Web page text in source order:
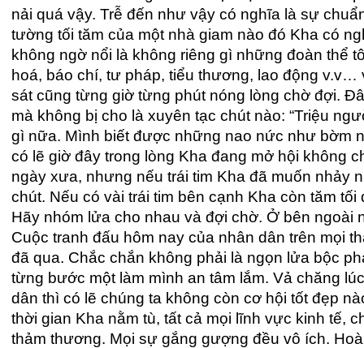
nải quá vậy. Trễ đến như vậy có nghĩa là sự
tường tối tăm của một nhà giam nào đó Kha có
không ngờ nổi là không riêng gì những đoàn thể
hoá, báo chí, tư pháp, tiểu thương, lao động
sát cũng từng giờ từng phút nóng lòng chờ đợi.
mà không bị cho là xuyên tạc chút nào: “Triệu
gì nữa. Mình biết được những nao nức như bờm
có lẽ giờ đây trong lòng Kha đang mở hội không
ngày xưa, nhưng nếu trái tim Kha đã muốn nhảy
chút. Nếu có vài trái tim bên cạnh Kha còn tăm
Hãy nhóm lửa cho nhau và đợi chờ. Ở bên
Cuộc tranh đấu hôm nay của nhân dân trên mọi
đã qua. Chắc chắn không phải là ngọn lửa bộc
từng bước một làm mình an tâm lắm. Vả chăng
dân thì có lẽ chúng ta không còn cơ hội tốt đẹp
thời gian Kha nằm tù, tất cả mọi lĩnh vực kinh tế,
thảm thương. Mọi sự gắng gượng đều vô ích.